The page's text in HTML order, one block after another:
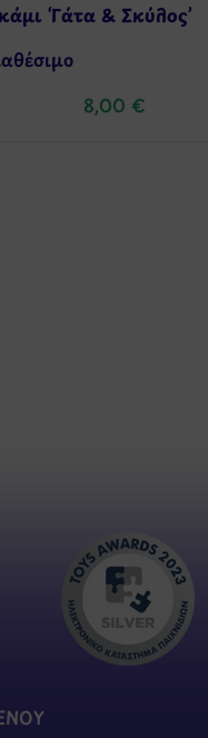
‘Γάτα & Σκύλος’
8,00 €